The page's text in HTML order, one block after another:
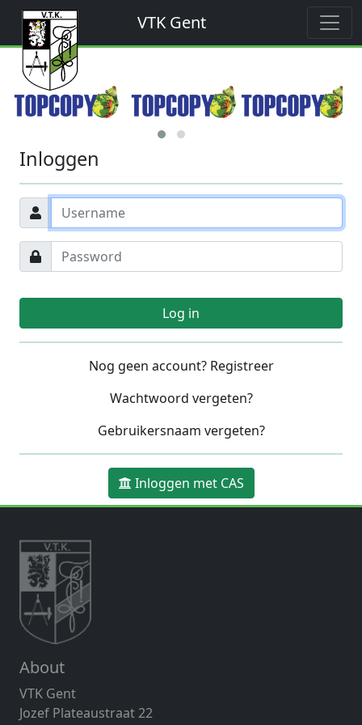
VTK Gent
Inloggen
Log in
Nog geen account? Registreer
Wachtwoord vergeten?
Gebruikersnaam vergeten?
Inloggen met CAS
About
VTK Gent
Jozef Plateaustraat 22